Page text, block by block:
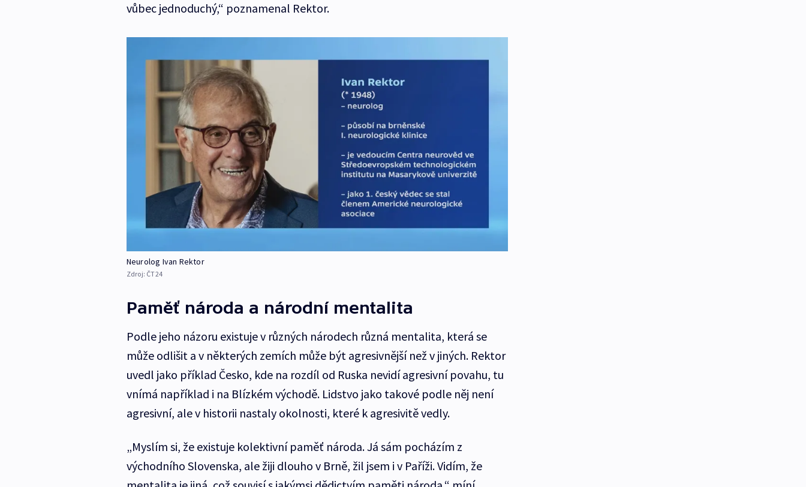
vůbec jednoduchý,“ poznamenal Rektor.
Neurolog Ivan Rektor
Zdroj: ČT24
Paměť národa a národní mentalita
Podle jeho názoru existuje v různých národech různá mentalita, která se
může odlišit a v některých zemích může být agresivnější než v jiných. Rektor
uvedl jako příklad Česko, kde na rozdíl od Ruska nevidí agresivní povahu, tu
vnímá například i na Blízkém východě. Lidstvo jako takové podle něj není
agresivní, ale v historii nastaly okolnosti, které k agresivitě vedly.
„Myslím si, že existuje kolektivní paměť národa. Já sám pocházím z
východního Slovenska, ale žiji dlouho v Brně, žil jsem i v Paříži. Vidím, že